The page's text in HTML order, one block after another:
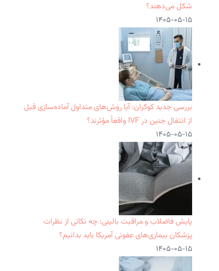
شکل می‌دهند؟
۱۴۰۵-۰۵-۱۵
بررسی جدید کوکران: آیا روش‌های متداول آماده‌سازی قبل
از انتقال جنین در IVF واقعاً مؤثرند؟
۱۴۰۵-۰۵-۱۵
پایش فاضلاب و مراقبت بالینی: چه نکاتی از نظرات
پزشکان بیماری‌های عفونی آمریکا باید بدانیم؟
۱۴۰۵-۰۵-۱۵